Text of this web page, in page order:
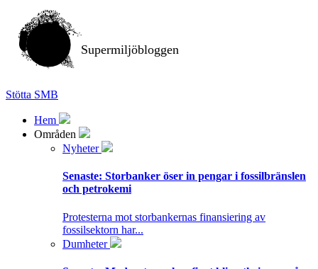
Supermiljöbloggen
Stötta SMB
Hem
Områden
Nyheter
Senaste: Storbanker öser in pengar i fossilbränslen
och petrokemi
Protesterna mot storbankernas finansiering av
fossilsektorn har...
Dumheter